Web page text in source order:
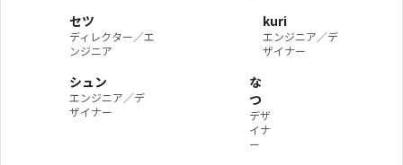
セツ
ディレクター／エ
ンジニア
kuri
エンジニア／デ
ザイナー
シュン
エンジニア／デ
ザイナー
な
つ
デザ
イナ
ー